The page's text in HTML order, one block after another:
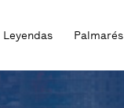
Leyendas Palmarés